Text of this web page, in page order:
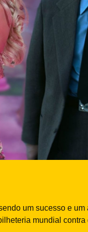
um sucesso e
mundial